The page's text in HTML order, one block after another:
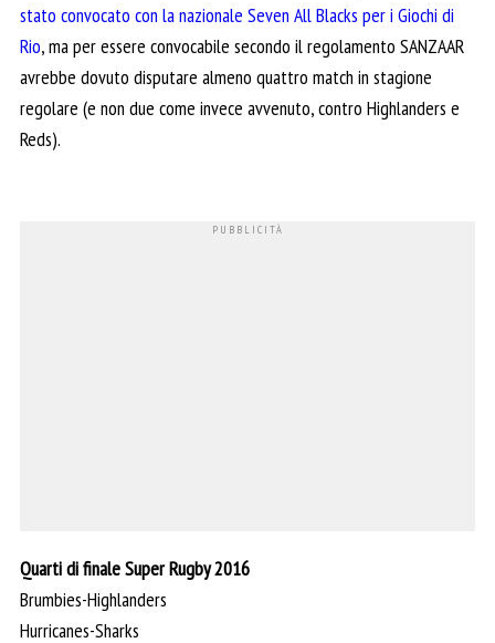
stato convocato con la nazionale Seven All Blacks per i Giochi di
Rio, ma per essere convocabile secondo il regolamento SANZAAR
avrebbe dovuto disputare almeno quattro match in stagione
regolare (e non due come invece avvenuto, contro Highlanders e
Reds).
Quarti di finale Super Rugby 2016
Brumbies-Highlanders
Hurricanes-Sharks